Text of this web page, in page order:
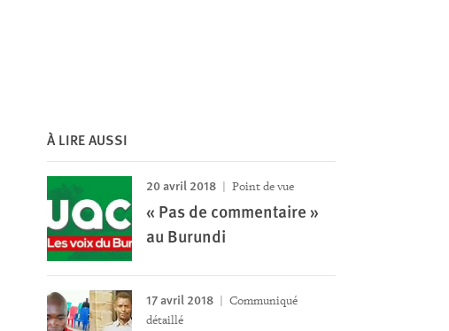
À LIRE AUSSI
20 avril 2018 Point de vue
« Pas de commentaire »
au Burundi
17 avril 2018
Communiqué
détaillé